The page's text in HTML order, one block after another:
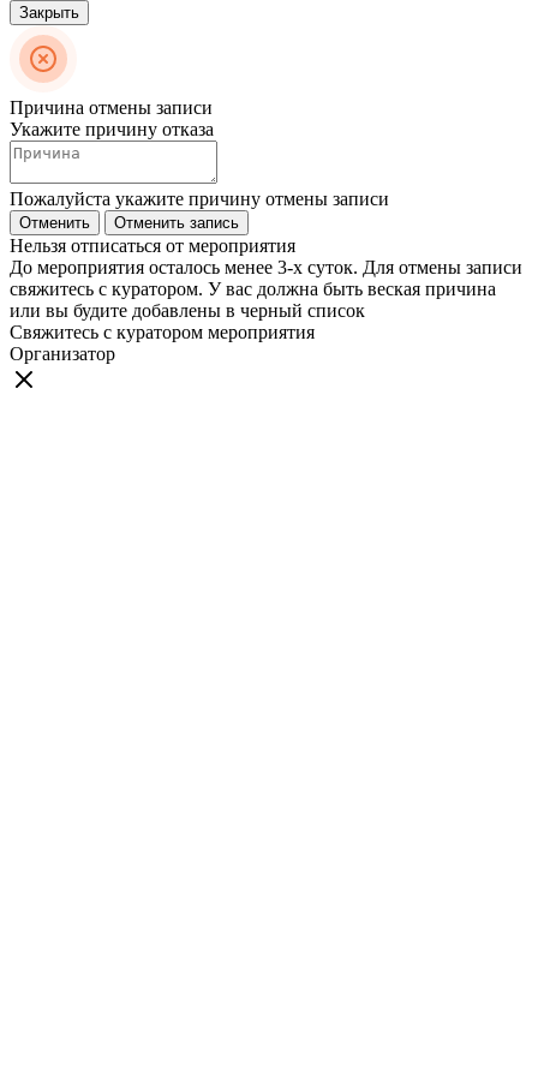
Закрыть
Причина отмены записи
Укажите причину отказа
Пожалуйста укажите причину отмены записи
Отменить Отменить запись
Нельзя отписаться от мероприятия
До мероприятия осталось менее 3-х суток. Для отмены записи
свяжитесь с куратором. У вас должна быть веская причина
или вы будите добавлены в черный список
Свяжитесь с куратором мероприятия
Организатор